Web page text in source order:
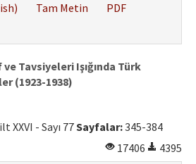
Tam Metin
PDF
Tavsiyeleri Işığında Türk
(1923-1938)
XXVI - Sayı 77Sayfalar:345-384
17406
4395